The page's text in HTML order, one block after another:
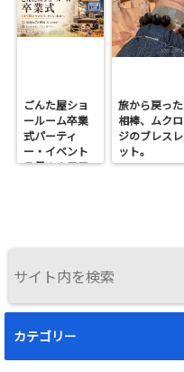
ごんた屋ショ
ールーム卒業
式パーティ
ー・イベント
７月１９日日
旅から戻った
相棒、ムクロ
ジのブレスレ
ット。
カテゴリー